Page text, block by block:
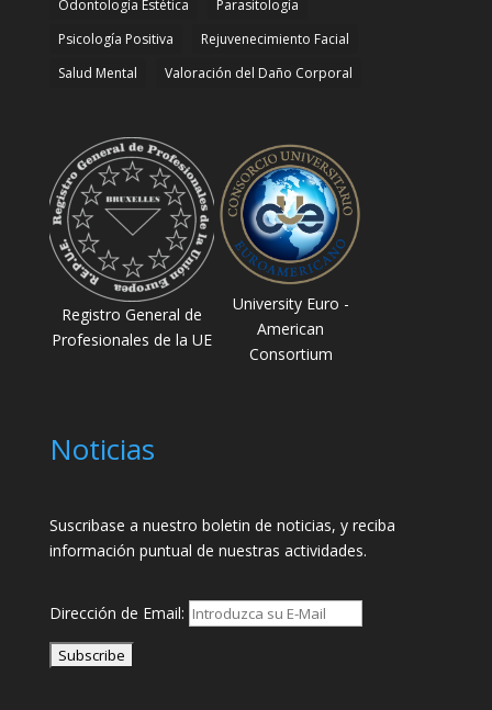
Odontología Estética
Parasitología
Psicología Positiva
Rejuvenecimiento Facial
Salud Mental
Valoración del Daño Corporal
Registro General de
Profesionales de la UE
University Euro -
American
Consortium
Noticias
Suscribase a nuestro boletin de noticias, y reciba
información puntual de nuestras actividades.
Dirección de Email: